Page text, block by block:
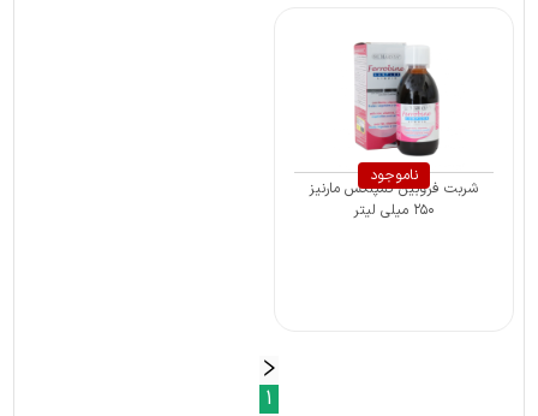
ناموجود
شربت فروبین کمپلکس مارنیز
۲۵۰ میلی لیتر
1